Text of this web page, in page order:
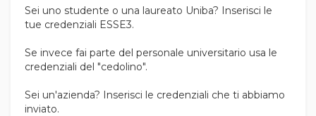
Sei uno studente o una laureato Uniba? Inserisci le
tue credenziali ESSE3.
Se invece fai parte del personale universitario usa le
credenziali del "cedolino".
Sei un'azienda? Inserisci le credenziali che ti abbiamo
inviato.